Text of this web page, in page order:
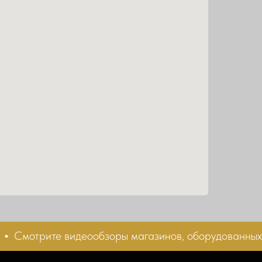
видеообзоры магазинов, оборудованных